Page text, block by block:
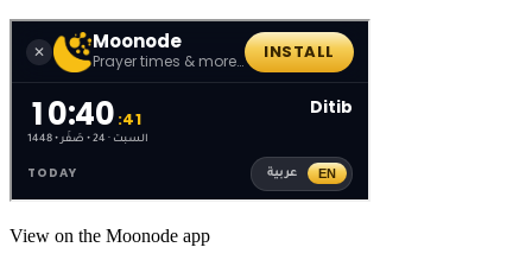
View on the Moonode app